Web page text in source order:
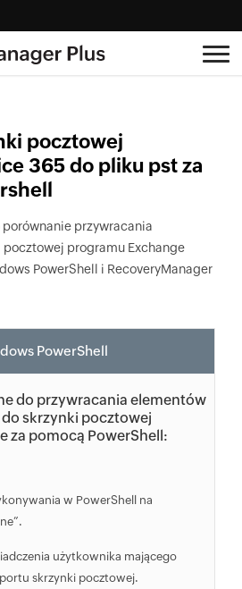
pocztowej
365 do pliku pst za
przywracania
programu Exchange
PowerShell i RecoveryManager
PowerShell
do przywracania elementów
skrzynki pocztowej
za pomocą PowerShell:
w PowerShell na
użytkownika mającego
skrzynki pocztowej.